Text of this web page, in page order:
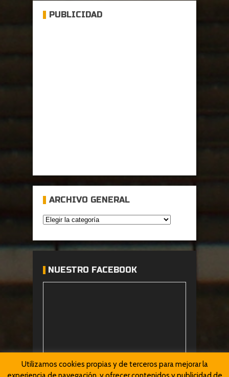
PUBLICIDAD
ARCHIVO GENERAL
NUESTRO FACEBOOK
Utilizamos cookies propias y de terceros para mejorar la